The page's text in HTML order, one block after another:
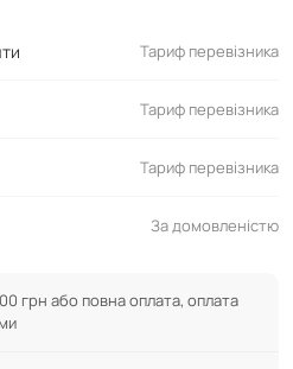
Тариф перевізника
Тариф перевізника
Тариф перевізника
За домовленістю
грн або повна оплата, оплата